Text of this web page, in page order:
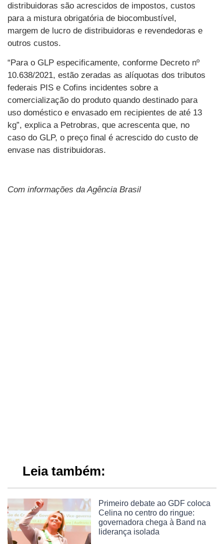
distribuidoras são acrescidos de impostos, custos
para a mistura obrigatória de biocombustível,
margem de lucro de distribuidoras e revendedoras e
outros custos.
“Para o GLP especificamente, conforme Decreto nº
10.638/2021, estão zeradas as alíquotas dos tributos
federais PIS e Cofins incidentes sobre a
comercialização do produto quando destinado para
uso doméstico e envasado em recipientes de até 13
kg”, explica a Petrobras, que acrescenta que, no
caso do GLP, o preço final é acrescido do custo de
envase nas distribuidoras.
Com informações da Agência Brasil
Leia também:
Primeiro debate ao GDF coloca
Celina no centro do ringue:
governadora chega à Band na
liderança isolada